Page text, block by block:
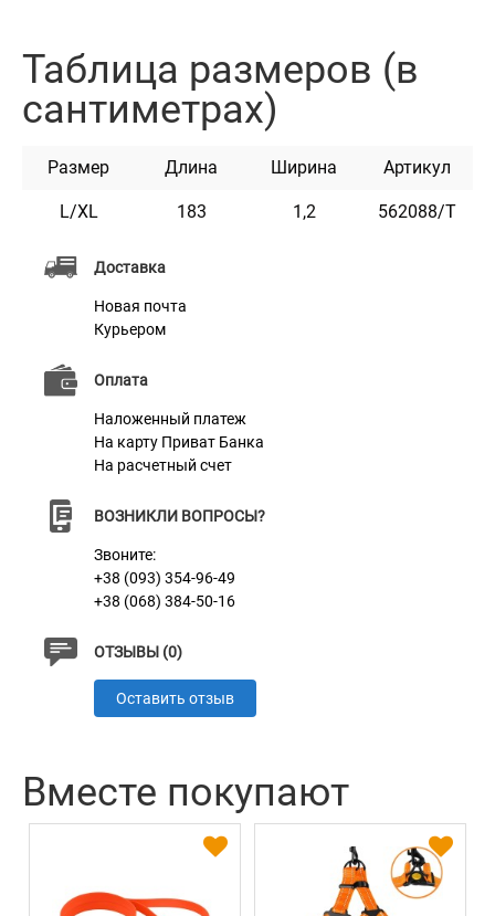
Доставка
Новая почта
Курьером
Оплата
Наложенный платеж
На карту Приват Банка
На расчетный счет
ВОЗНИКЛИ ВОПРОСЫ?
Звоните:
+38 (093) 354-96-49
+38 (068) 384-50-16
ОТЗЫВЫ (0)
Оставить отзыв
пород. Благодаря своей прочности и долговечности
этот надежный поводок будет служить вам в течении
Такой поводок - полезный аксессуар для ежедневных
прогулок по городу и тренировок.
Характеристики
Материал
Цвет
Таблица размеров (в
сантиметрах)
Размер Длина Ширина Артикул
L/XL 183 1,2 562088/Т
Вместе покупают